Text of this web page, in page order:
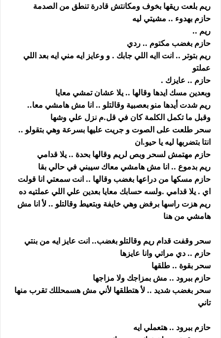
ريم بلعت ريقها بخوف ومكانتش قادرة تنطق من الصدمة
حازم بهدوء .. مشيتي ليه
ريم ..
حازم بغضب مكتوم .. ردي
ريم بتوتر .. انت اايه اللي جابك . و وعايز ايه مني ايه بعد اللي
عملتو
حازم .. عايزك .
وبعدين مسك ايدها وقالها .. يلا عشان تمشي معايا
ريم شدت أيدها منو بعصبية وقالتلو .. انا مش هامشي معا..
وقبل ما تكمل الكلمة كان في قل.م نزل علي وشها
سحر طلعت على الصوت و جريت عليها بسرعة وهي بتقولو ..
انتا بتضربها ليه يا حيو.ان
حازم مهتمش لسحر وبص لريم وقالها بحدة .. يلا قدامي
ريم بدموع .. انا مش هامشي معاك سيبني في حالي بقا
حازم مسكها من دراعها بغضب وقالها .. انت سمعتي انا قولت
اي . يلا قدامي .ولسه حسابك معايا بعدين علي اللي عملتيه ده
ريم هزت راسها برفض وهي خايفة وبتعيط وقالتلو .. لأ انا مش
هامشي من هنا
سحر وقفت قدام ريم وقالتلو بغضب.. انت عايز ايه من بنتي
حازم .. دي مراتي وانا عايزها
سحر بقوة .. طلقها
حازم ببرود .. مش بمزاجك ولا مزاجها
سحر بغضب شديد .. لأ هتطلقها لأني مش هسمحللك تقرب منها
تاني
حازم ببرود .. هتعملي ايه